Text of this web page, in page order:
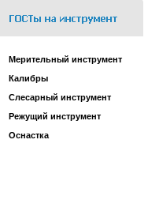
Мерительный инструмент
Калибры
Слесарный инструмент
Режущий инструмент
Оснастка